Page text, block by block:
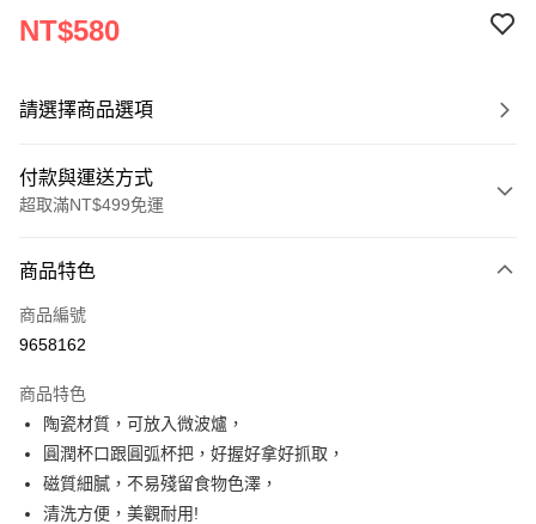
NT$580
請選擇商品選項
付款與運送方式
超取滿NT$499免運
信用卡一次付款
超商取貨付款
Apple Pay
街口支付
悠遊付
商品特色
商品編號
9658162
商品特色
陶瓷材質，可放入微波爐，
圓潤杯口跟圓弧杯把，好握好拿好抓取，
磁質細膩，不易殘留食物色澤，
清洗方便，美觀耐用!